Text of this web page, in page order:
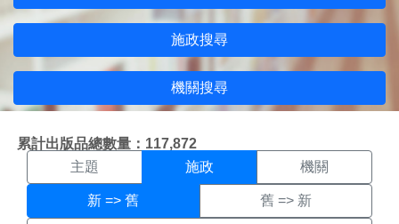
施政搜尋
機關搜尋
累計出版品總數量：117,872
施政搜尋結果頁面
主題 施政 機關
新 => 舊 舊 => 新